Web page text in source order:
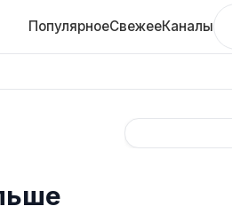
ПопулярноеСвежееКаналы